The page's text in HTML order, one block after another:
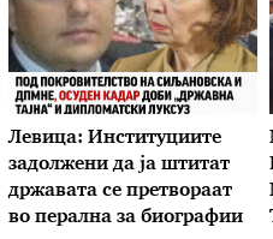
Левица: Институциите
задолжени да ја штитат
државата се претвораат
во перална за биографии